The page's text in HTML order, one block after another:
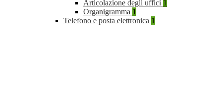
Articolazione degli uffici 1
Organigramma 1
Telefono e posta elettronica 1